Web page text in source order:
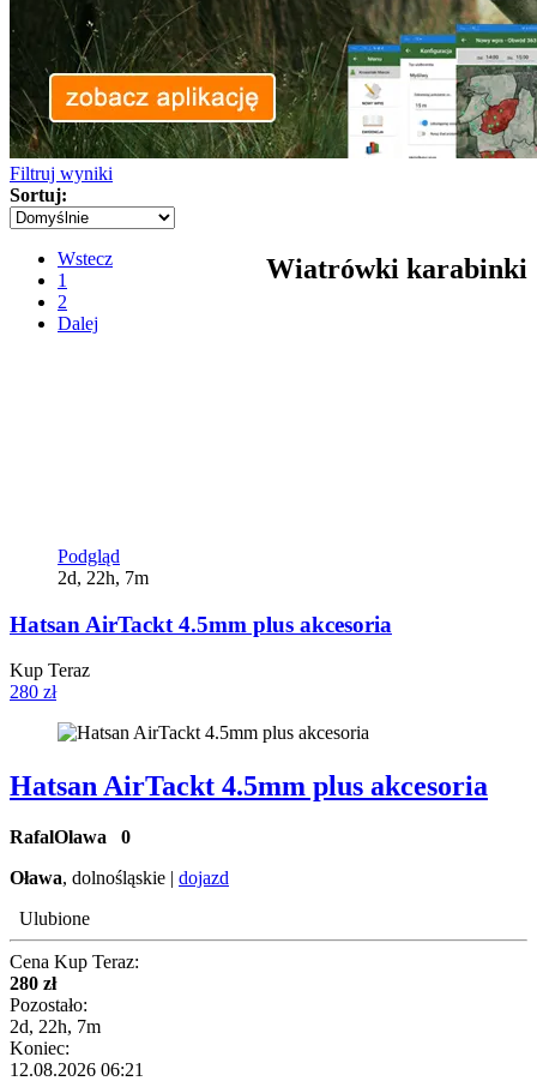
Filtruj wyniki
Sortuj:
Wiatrówki karabinki
Wstecz
1
2
Dalej
Podgląd
2d, 22h, 7m
Hatsan AirTackt 4.5mm plus akcesoria
Kup Teraz
280 zł
Hatsan AirTackt 4.5mm plus akcesoria
RafalOlawa 0
Oława, dolnośląskie | dojazd
Ulubione
Cena Kup Teraz:
280 zł
Pozostało:
2d, 22h, 7m
Koniec:
12.08.2026 06:21